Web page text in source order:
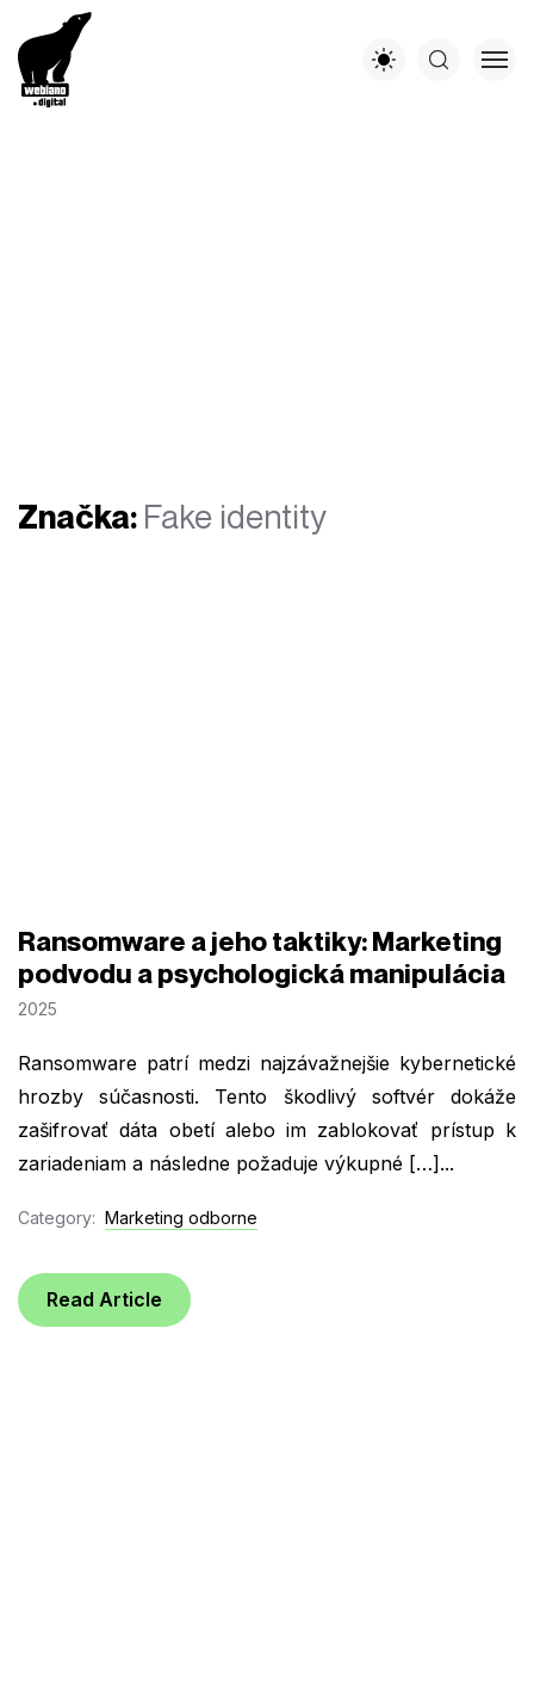
Značka: Fake identity
Ransomware a jeho taktiky: Marketing
podvodu a psychologická manipulácia
2025
Ransomware patrí medzi najzávažnejšie kybernetické
hrozby súčasnosti. Tento škodlivý softvér dokáže
zašifrovať dáta obetí alebo im zablokovať prístup k
zariadeniam a následne požaduje výkupné […]...
Category: Marketing odborne
Read Article